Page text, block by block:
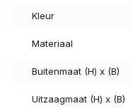
Kleur
Materiaal
Buitenmaat (H) x (B)
Uitzaagmaat (H) x (B)